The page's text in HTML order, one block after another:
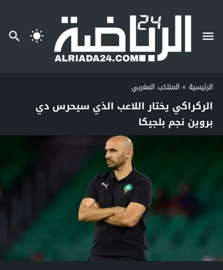
الرئيسية » المنتخب المغربي
الركراكي يختار اللاعب الذي سيحرس دي
بروين نجم بلجيكا